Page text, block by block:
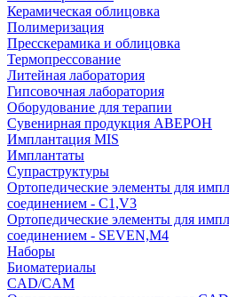
Керамическая облицовка
Полимеризация
Пресскерамика и облицовка
Термопрессование
Литейная лаборатория
Гипсовочная лаборатория
Оборудование для терапии
Сувенирная продукция АВЕРОН
Имплантация MIS
Имплантаты
Супраструктуры
Ортопедические элементы для
соединением - C1,V3
Ортопедические элементы для
соединением - SEVEN,M4
Наборы
Биоматериалы
CAD/CAM